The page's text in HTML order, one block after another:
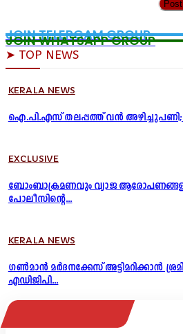
JOIN TELERGAM GROUP
JOIN WHATSAPP GROUP
➤ TOP NEWS
KERALA NEWS
ഐ.പി.എസ് തലപ്പത്ത് വൻ അഴിച്ചുപണി;
EXCLUSIVE
ബോംബാക്രമണവും വ്യാജ
പോലീസിന്റെ...
KERALA NEWS
ഗൺമാൻ മർദനക്കേസ് അട്ടിമറിക്കാൻ
എഡിജിപി...